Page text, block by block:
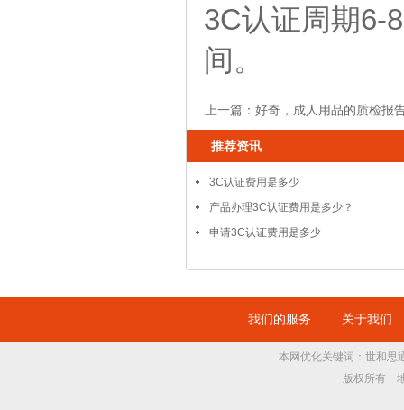
3C认证周期6-
间。
上一篇： 好奇，成人用品的质检报
推荐资讯
3C认证费用是多少
产品办理3C认证费用是多少？
申请3C认证费用是多少
我们的服务 关于我们
本网优化关键词：世和思
版权所有